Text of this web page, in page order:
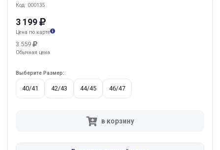
Код: 000135
3 199
Цена по карте
3 559
Обычная цена
Выберите Размер:
40/41 42/43 44/45 46/47
в корзину